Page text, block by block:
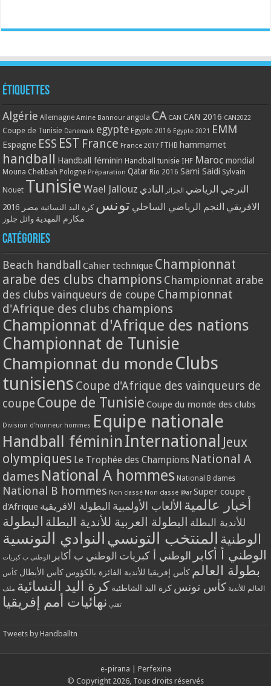
Étiquettes
Algérie Allemagne Amine Bannour angola CA CAN CAN 2016 CAN2022
Coupe de Tunisie Danemark egypte Egypte 2016 Egypte 2021 EMM
Espagne ESS EST France France 2017 FTHB hammamet
handball Handball féminin Handball tunisie IHF Maroc mondial
Mouna Chebbah Pologne Préparation Qatar Rio 2016 Sami Saidi Sylvain
Nouet Tunisie Wael Jallouz الترجي الرياضي الجزائر النادي
الافريقي النجم الرياضي الساحلي تونس كرة اليد النسائية مصر 2016
مكارم المهدية وائل جلوز
Catégories
Beach handball Cahier technique Championnat
arabe des clubs champions Championnat arabe
des clubs vainqueurs de coupe Championnat
d'Afrique des clubs champions
Championnat d'Afrique des nations
Championnat de Tunisie
Championnat du monde Clubs
tunisiens Coupe d'Afrique des vainqueurs de
coupe Coupe de Tunisie Coupe du monde des clubs
Division d'honneur hommes Equipe nationale
Handball féminin International Jeux
olympiques Le Trophée des Champions National A
dames National A hommes National B dames
National B hommes Non classé Non classé @ar Super coupe
d'Afrique
أخبار عالمية الألعاب الأولمبية البطولة الافريقية
للأندية البطلة البطولة العربية للأندية البطلة البطولة
الوطنية المنتخب التونسي النوادي التونسية
الوطني أ أكابر الوطني أ كبريات الوطني ب أكابر الوطني ب كبريات
بطولة العالم كأس إفريقيا للأندية الفائزة بالكؤوس كأس الأبطال كأس
العالم للأندية كأس تونس كرة اليد الشاطئية كرة اليد النسائية ملف
تقني نهائيات أمم إفريقيا
Tweets by Handballtn
e-pirana
Perfexina
© Copyright 2026, Tous droits réservés